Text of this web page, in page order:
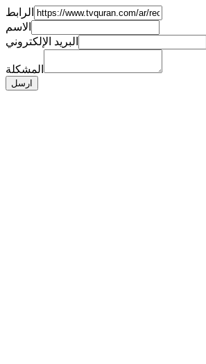
الرابط
الاسم
البريد الإلكتروني
المشكلة
ارسل